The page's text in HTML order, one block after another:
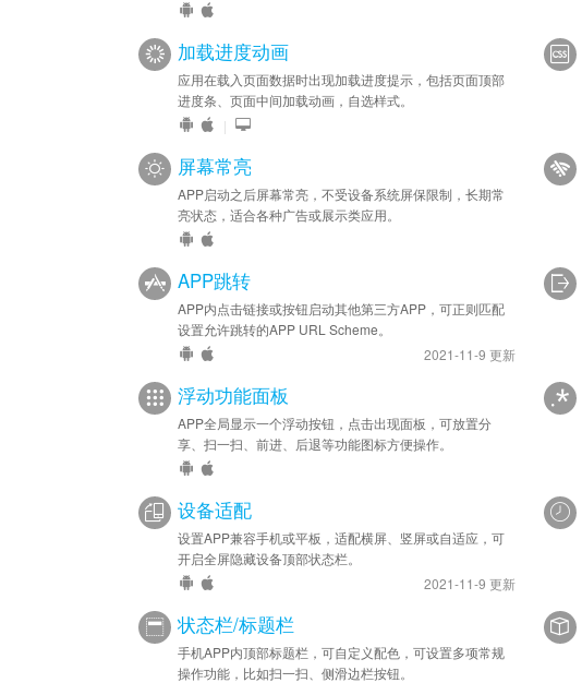
加载进度动画
应用在载入页面数据时出现加载进度提示，包括页面顶部
进度条、页面中间加载动画，自选样式。
|
屏幕常亮
APP启动之后屏幕常亮，不受设备系统屏保限制，长期常
亮状态，适合各种广告或展示类应用。
APP跳转
APP内点击链接或按钮启动其他第三方APP，可正则匹配
设置允许跳转的APP URL Scheme。
2021-11-9 更新
浮动功能面板
APP全局显示一个浮动按钮，点击出现面板，可放置分
享、扫一扫、前进、后退等功能图标方便操作。
设备适配
设置APP兼容手机或平板，适配横屏、竖屏或自适应，可
开启全屏隐藏设备顶部状态栏。
2021-11-9 更新
状态栏/标题栏
手机APP内顶部标题栏，可自定义配色，可设置多项常规
操作功能，比如扫一扫、侧滑边栏按钮。